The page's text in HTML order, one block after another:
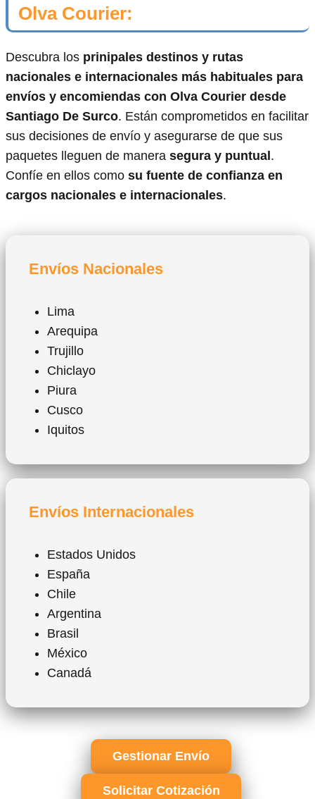
Olva Courier:
Descubra los prinipales destinos y rutas
nacionales e internacionales más habituales para
envíos y encomiendas con Olva Courier desde
Santiago De Surco. Están comprometidos en facilitar
sus decisiones de envío y asegurarse de que sus
paquetes lleguen de manera segura y puntual .
Confíe en ellos como su fuente de confianza en
cargos nacionales e internacionales.
Envíos Nacionales
Lima
Arequipa
Trujillo
Chiclayo
Piura
Cusco
Iquitos
Envíos Internacionales
Estados Unidos
España
Chile
Argentina
Brasil
México
Canadá
Gestionar Envío
Solicitar Cotización